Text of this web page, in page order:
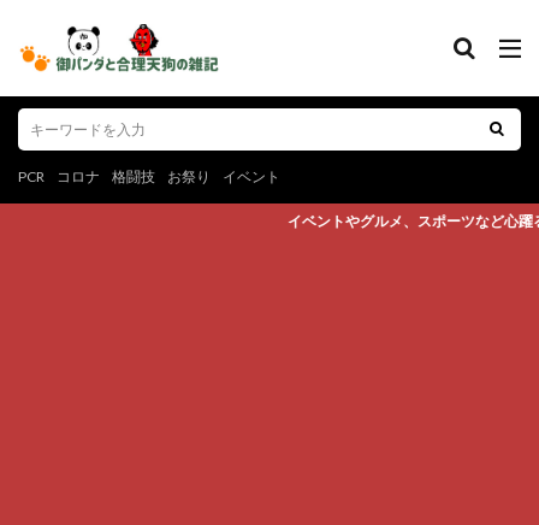
PCR コロナ 格闘技 お祭り イベント
イベントやグルメ、スポーツなど心躍るエンタメ情報やお役立ち